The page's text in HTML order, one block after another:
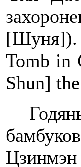
[Шуня]).
Tomb in
Shun]